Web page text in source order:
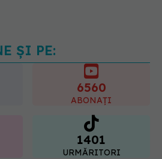
ȘI PE:
6560
ABONAȚI
1401
URMĂRITORI